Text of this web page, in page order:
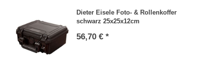
Dieter Eisele Foto- & Rollenkoffer
schwarz 25x25x12cm
56,70 € *